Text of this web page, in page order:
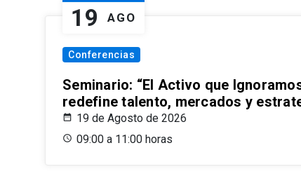
19 AGO
Conferencias
Seminario: “El Activo que
redefine talento, mercados y
19 de Agosto de 2026
09:00 a 11:00 horas